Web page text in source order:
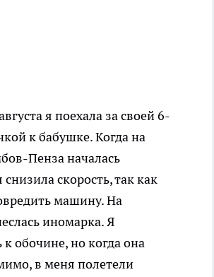
я поехала за своей 6-
к бабушке. Когда на
Пенза началась
скорость, так как
машину. На
иномарка. Я
обочине, но когда она
в меня полетели